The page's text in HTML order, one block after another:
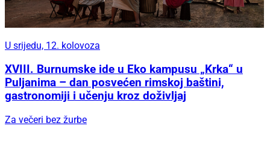
U srijedu, 12. kolovoza
XVIII. Burnumske ide u Eko kampusu „Krka“ u
Puljanima – dan posvećen rimskoj baštini,
gastronomiji i učenju kroz doživljaj
Za večeri bez žurbe